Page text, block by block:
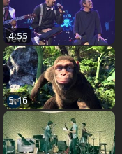
4:55
5:16